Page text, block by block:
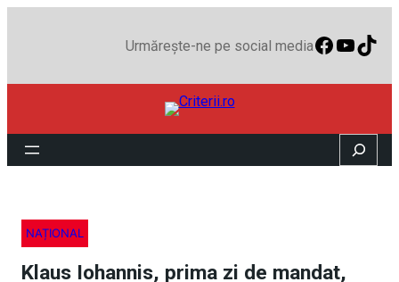
Urmărește-ne pe social media
Search
NAȚIONAL
Klaus Iohannis, prima zi de mandat,